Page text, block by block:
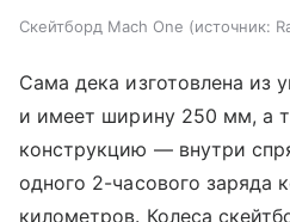
Скейтборд Mach One источник:
Сама дека изготовлена из
и имеет ширину 250 мм, а
конструкцию — внутри
одного 2-часового заряда
километров. Колеса